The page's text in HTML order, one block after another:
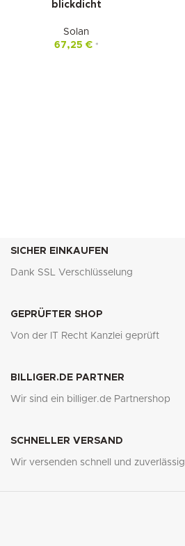
blickdicht
Solan
67,25 € *
SICHER EINKAUFEN
Dank SSL Verschlüsselung
GEPRÜFTER SHOP
Von der IT Recht Kanzlei geprüft
BILLIGER.DE PARTNER
Wir sind ein billiger.de Partnershop
SCHNELLER VERSAND
Wir versenden schnell und zuverlässig